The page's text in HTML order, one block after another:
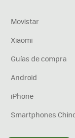
Movistar
Xiaomi
Guías de compra
Android
iPhone
Smartphones